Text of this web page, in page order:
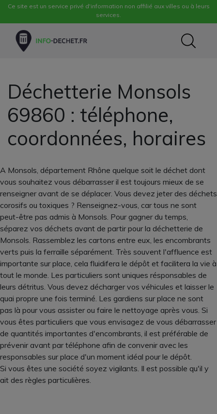
Ce site est un service privé d'information non affilié aux villes ou à leurs
services.
Déchetterie Monsols
69860 : téléphone,
coordonnées, horaires
A Monsols, département Rhône quelque soit le déchet dont
vous souhaitez vous débarrasser il est toujours mieux de se
renseigner avant de se déplacer. Vous devez jeter des déchets
corosifs ou toxiques ? Renseignez-vous, car tous ne sont
peut-être pas admis à Monsols. Pour gagner du temps,
séparez vos déchets avant de partir pour la déchetterie de
Monsols. Rassemblez les cartons entre eux, les encombrants
verts puis la ferraille séparément. Très souvent l'affluence est
importante sur place, cela fluidifera le dépôt et facilitera la vie à
tout le monde. Les particuliers sont uniques résponsables de
leurs détritus. Vous devez décharger vos véhicules et laisser le
quai propre une fois terminé. Les gardiens sur place ne sont
pas là pour vous assister ou faire le nettoyage après vous. Si
vous êtes particuliers que vous envisagez de vous débarrasser
de quantités importantes d'encombrants, il est préférable de
prévenir avant par téléphone afin de convenir avec les
responsables sur place d'un moment idéal pour le dépôt.
Si vous êtes une société soyez vigilants. Il est possible qu'il y
ait des règles particulières.